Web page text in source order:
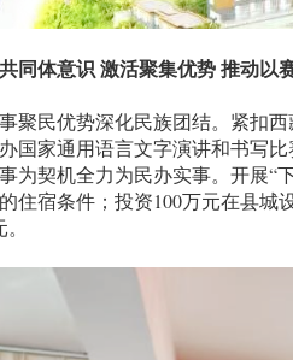
体意识 激活聚集优势 推动以
民优势深化民族团结。紧扣西
国家通用语言文字演讲和书写
为契机全力为民办实事。开展“
住宿条件；投资100万元在县城